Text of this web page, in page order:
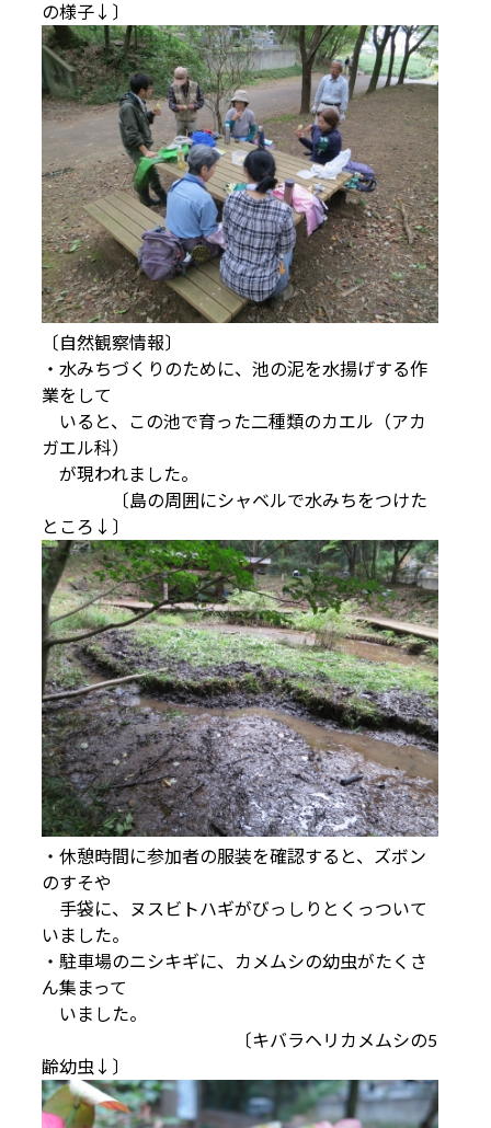
の様子↓〕
〔自然観察情報〕
・水みちづくりのために、池の泥を水揚げする作
業をして
いると、この池で育った二種類のカエル（アカ
ガエル科）
が現われました。
〔島の周囲にシャベルで水みちをつけた
ところ↓〕
・休憩時間に参加者の服装を確認すると、ズボン
のすそや
手袋に、ヌスビトハギがびっしりとくっついて
いました。
・駐車場のニシキギに、カメムシの幼虫がたくさ
ん集まって
いました。
〔キバラヘリカメムシの5
齢幼虫↓〕